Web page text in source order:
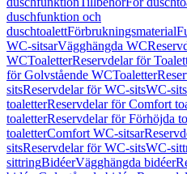
duschfunktion och
duschtoalettFörbrukningsmaterial
WC-sitsarVägghängda WC
WCToaletterReservdelar för
för Golvstående WCToaletter
sitsReservdelar för WC-sitsWC-sits
toaletterReservdelar för Comfort
toaletterReservdelar för Förhöjda
toaletterComfort WC-sitsar
sitsReservdelar för WC-sitsWC-
sittringBidéerVägghängda bidéer